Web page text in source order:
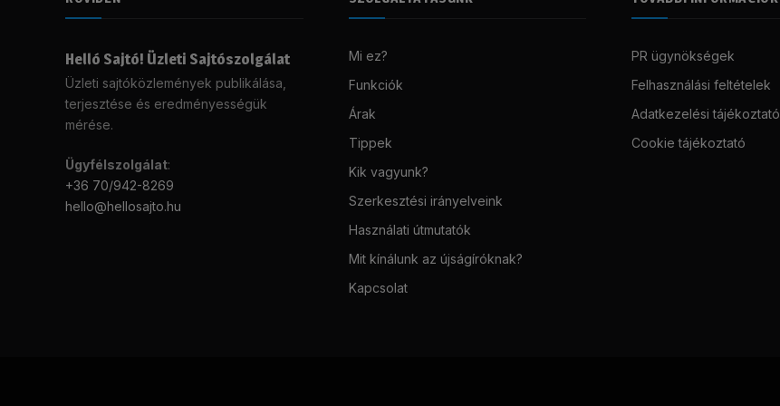
Helló Sajtó! Üzleti Sajtószolgálat
Üzleti sajtóközlemények publikálása,
terjesztése és eredményességük
mérése.
Ügyfélszolgálat:
+36 70/942-8269
hello@hellosajto.hu
Mi ez?
Funkciók
Árak
Tippek
Kik vagyunk?
Szerkesztési irányelveink
Használati útmutatók
Mit kínálunk az újságíróknak?
Kapcsolat
PR ügynökségek
Felhasználási feltételek
Adatkezelési tájékoztató
Cookie tájékoztató